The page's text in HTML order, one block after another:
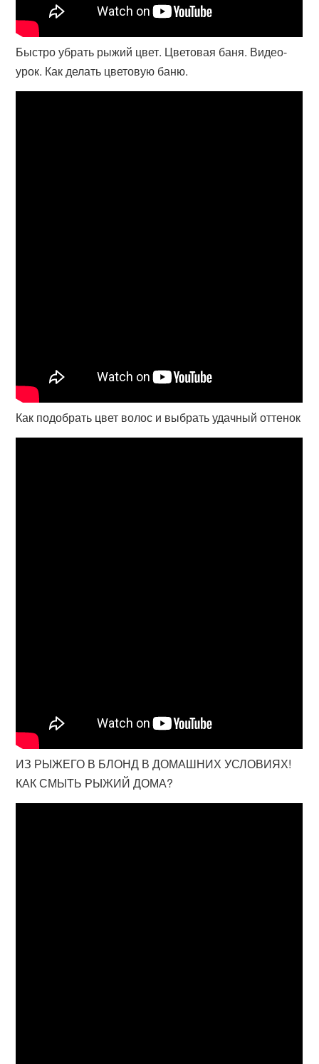
Быстро убрать рыжий цвет. Цветовая баня. Видео-
урок. Как делать цветовую баню.
Как подобрать цвет волос и выбрать удачный оттенок
ИЗ РЫЖЕГО В БЛОНД В ДОМАШНИХ УСЛОВИЯХ!
КАК СМЫТЬ РЫЖИЙ ДОМА?